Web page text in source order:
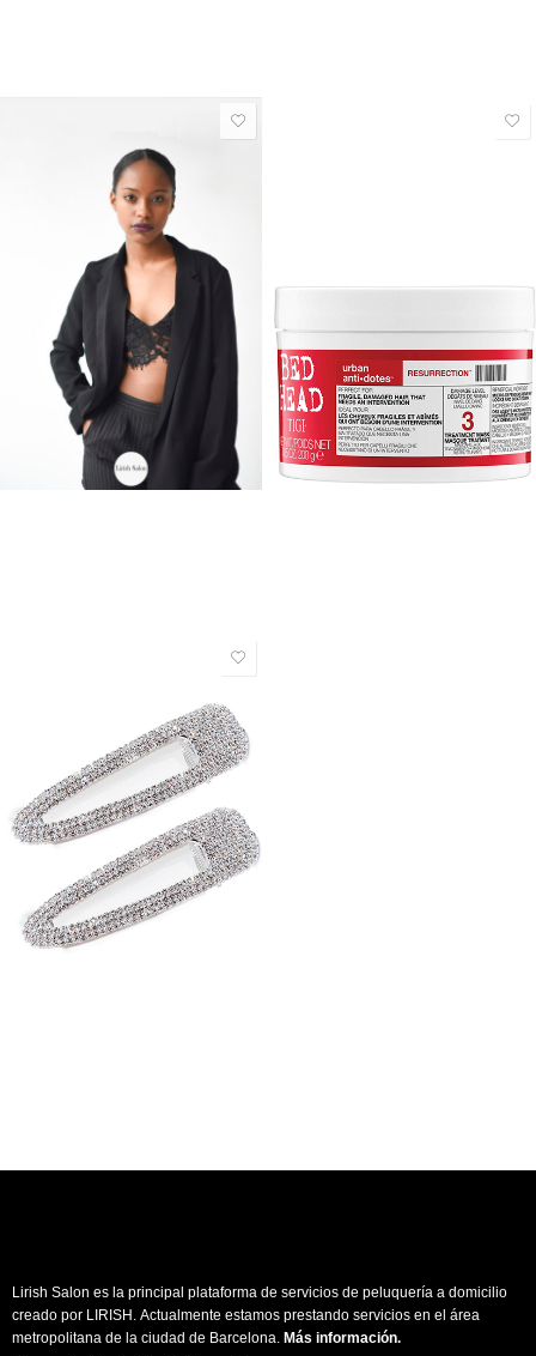
Lirish Salon es la principal plataforma de servicios de peluquería a domicilio
creado por LIRISH. Actualmente estamos prestando servicios en el área
metropolitana de la ciudad de Barcelona. Más información.